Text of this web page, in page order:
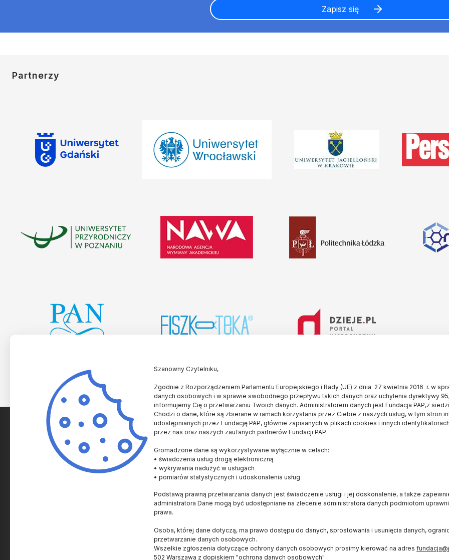
Partnerzy
Szanowny Czytelniku,
Zgodnie z Rozporządzeniem Parlamentu Europejskiego i Rady (UE) z dnia 27 kwietnia 2016 r. w
danych osobowych i w sprawie swobodnego przepływu takich danych oraz uchylenia dyrektywy
informujemy Cię o przetwarzaniu Twoich danych. Administratorem danych jest Fundacja PAP,z
Chodzi o dane, które są zbierane w ramach korzystania przez Ciebie z naszych usług, w tym stron
udostępnianych przez Fundację PAP, głównie zapisanych w plikach cookies i innych
przez nas oraz naszych zaufanych partnerów Fundacji PAP.
Gromadzone dane są wykorzystywane wyłącznie w celach:
• świadczenia usług drogą elektroniczną
• wykrywania nadużyć w usługach
• pomiarów statystycznych i udoskonalenia usług
Podstawą prawną przetwarzania danych jest świadczenie usługi i jej doskonalenie, a także
administratora Dane mogą być udostępniane na zlecenie administratora danych podmiotom
prawa.
Osoba, której dane dotyczą, ma prawo dostępu do danych, sprostowania i usunięcia danych,
przetwarzanie danych osobowych.
Wszelkie zgłoszenia dotyczące ochrony danych osobowych prosimy kierować na adres
502 Warszawa z dopiskiem "ochrona danych osobowych"
SPRAWY NAUKOWE
Historia i Kultura
SPRAWY AKADEMICKIE
Uczelnie i Instytucje
Innowacje
Nagrody
Prawo
Popularyzacja
Wydarzenia
Ludzie
Konkurs dla czytelników
Popularyzator Nauki
Blog
Książka
Mapa strony
(+48 22) 509 27